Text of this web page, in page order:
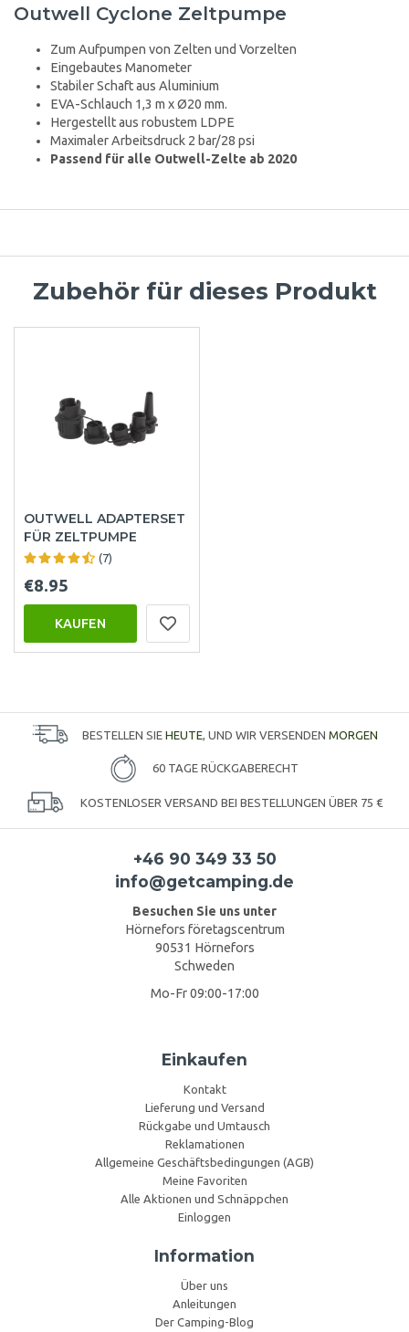
Outwell Cyclone Zeltpumpe
Zum Aufpumpen von Zelten und Vorzelten
Eingebautes Manometer
Stabiler Schaft aus Aluminium
EVA-Schlauch 1,3 m x Ø20 mm.
Hergestellt aus robustem LDPE
Maximaler Arbeitsdruck 2 bar/28 psi
Passend für alle Outwell-Zelte ab 2020
Zubehör für dieses Produkt
OUTWELL ADAPTERSET
FÜR ZELTPUMPE
(7)
€8.95
KAUFEN
BESTELLEN SIE HEUTE, UND WIR VERSENDEN MORGEN
60 TAGE RÜCKGABERECHT
KOSTENLOSER VERSAND BEI BESTELLUNGEN ÜBER 75 €
+46 90 349 33 50
info@getcamping.de
Besuchen Sie uns unter
Hörnefors företagscentrum
90531 Hörnefors
Schweden
Mo-Fr 09:00-17:00
Einkaufen
Kontakt
Lieferung und Versand
Rückgabe und Umtausch
Reklamationen
Allgemeine Geschäftsbedingungen (AGB)
Meine Favoriten
Alle Aktionen und Schnäppchen
Einloggen
Information
Über uns
Anleitungen
Der Camping-Blog